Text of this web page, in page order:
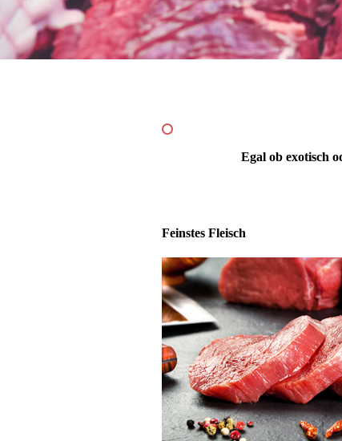
Egal ob exotisch
Feinstes Fleisch